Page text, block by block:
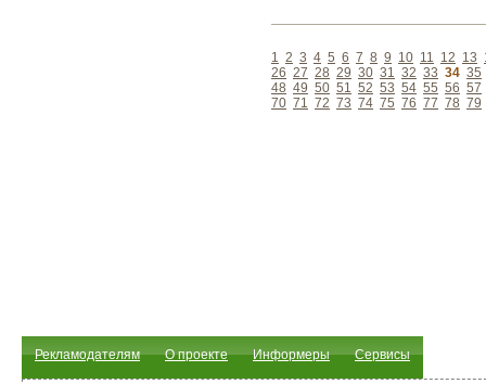
1 2 3 4 5 6 7 8 9 10 11 12 13
26 27 28 29 30 31 32 33 34 35
48 49 50 51 52 53 54 55 56 57
70 71 72 73 74 75 76 77 78 79
Рекламодателям О проекте Информеры Сервисы